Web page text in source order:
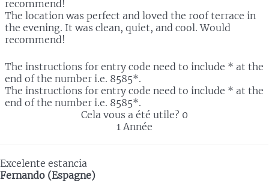
recommend!
The location was perfect and loved the roof terrace in
the evening. It was clean, quiet, and cool. Would
recommend!
The instructions for entry code need to include * at the
end of the number i.e. 8585*.
The instructions for entry code need to include * at the
end of the number i.e. 8585*.
Cela vous a été utile? 0
1 Année
Excelente estancia
Fernando (Espagne)